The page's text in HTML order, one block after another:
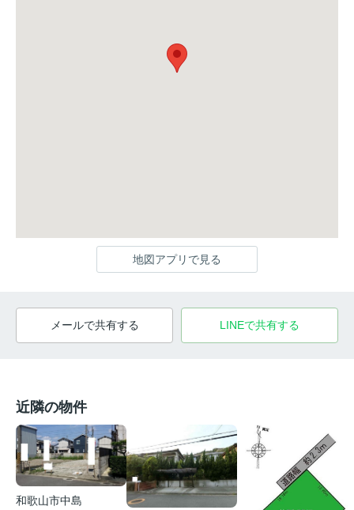
地図アプリで見る
メールで共有する LINEで共有する
近隣の物件
和歌山市中島